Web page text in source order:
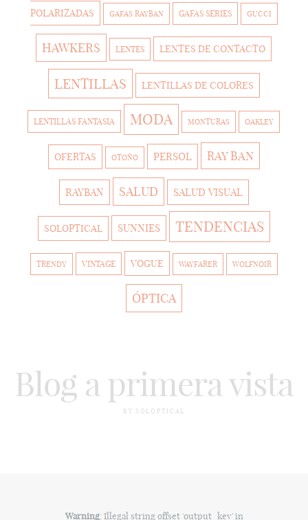
POLARIZADAS GAFAS RAYBAN GAFAS SERIES GUCCI
HAWKERS LENTES LENTES DE CONTACTO
LENTILLAS LENTILLAS DE COLORES
LENTILLAS FANTASIA MODA MONTURAS OAKLEY
OFERTAS OTOÑO PERSOL RAY BAN
RAYBAN SALUD SALUD VISUAL
SOLOPTICAL SUNNIES TENDENCIAS
TRENDY VINTAGE VOGUE WAYFARER WOLFNOIR
ÓPTICA
Blog a primera vista
BY SOLOPTICAL
Warning: Illegal string offset 'output_key' in